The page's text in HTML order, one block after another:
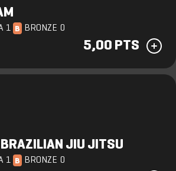
1 B BRONZE 0
5,00 PTS
BRAZILIAN JIU JITSU
1 B BRONZE 0